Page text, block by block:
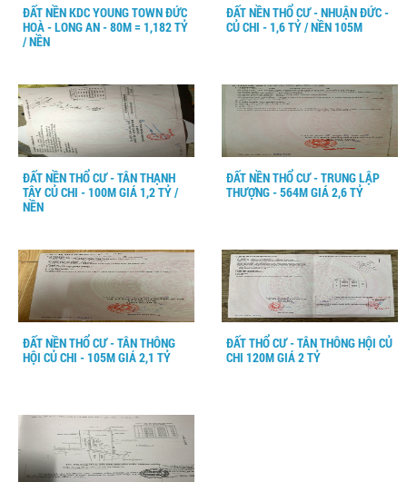
ĐẤT NỀN KDC YOUNG TOWN ĐỨC
HOÀ - LONG AN - 80M = 1,182 TỶ
/ NỀN
ĐẤT NỀN THỔ CƯ - NHUẬN ĐỨC -
CỦ CHI - 1,6 TỶ / NỀN 105M
ĐẤT NỀN THỔ CƯ - TÂN THẠNH
TÂY CỦ CHI - 100M GIÁ 1,2 TỶ /
NỀN
ĐẤT NỀN THỔ CƯ - TRUNG LẬP
THƯỢNG - 564M GIÁ 2,6 TỶ
ĐẤT NỀN THỔ CƯ - TÂN THÔNG
HỘI CỦ CHI - 105M GIÁ 2,1 TỶ
ĐẤT THỔ CƯ - TÂN THÔNG HỘI CỦ
CHI 120M GIÁ 2 TỶ